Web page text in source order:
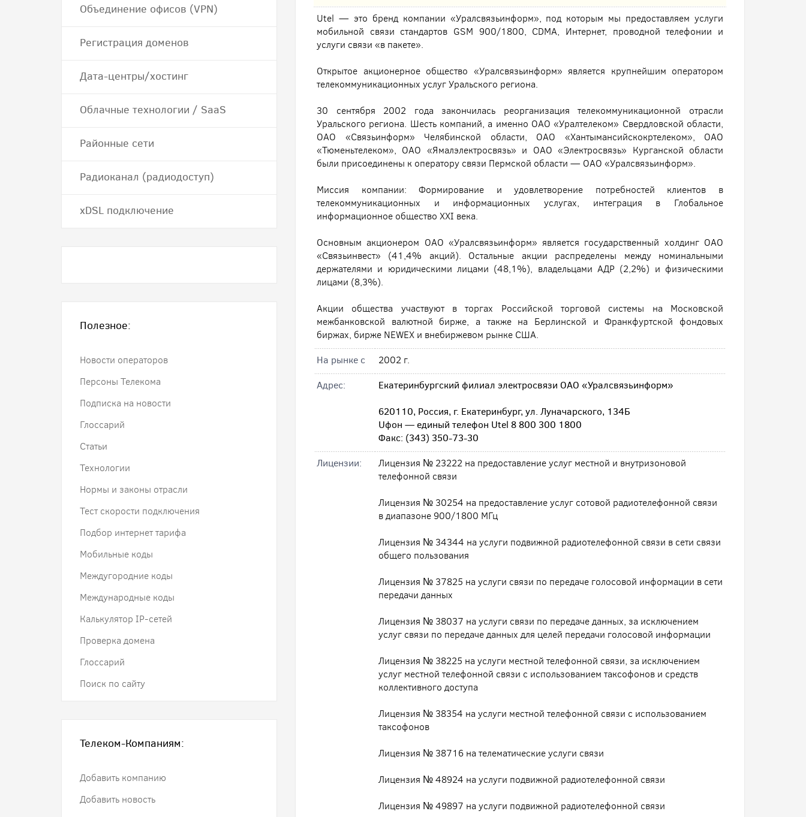
Utel — это бренд компании «Уралсвязьинформ», под которым мы предоставляем услуги
мобильной связи стандартов GSM 900/1800, CDMA, Интернет, проводной телефонии и
услуги связи «в пакете».
Открытое акционерное общество «Уралсвязьинформ» является крупнейшим оператором
телекоммуникационных услуг Уральского региона.
30 сентября 2002 года закончилась реорганизация телекоммуникационной отрасли
Уральского региона. Шесть компаний, а именно ОАО «Уралтелеком» Свердловской области,
ОАО «Связьинформ» Челябинской области, ОАО «Хантымансийскокртелеком», ОАО
«Тюменьтелеком», ОАО «Ямалэлектросвязь» и ОАО «Электросвязь» Курганской области
были присоединены к оператору связи Пермской области — ОАО «Уралсвязьинформ».
Миссия компании: Формирование и удовлетворение потребностей клиентов в
телекоммуникационных и информационных услугах, интеграция в Глобальное
информационное общество XXI века.
Основным акционером ОАО «Уралсвязьинформ» является государственный холдинг ОАО
«Связьинвест» (41,4% акций). Остальные акции распределены между номинальными
держателями и юридическими лицами (48,1%), владельцами АДР (2,2%) и физическими
лицами (8,3%).
Акции общества участвуют в торгах Российской торговой системы на Московской
межбанковской валютной бирже, а также на Берлинской и Франкфуртской фондовых
биржах, бирже NEWEX и внебиржевом рынке США.
На рынке с
2002 г.
Адрес:
Екатеринбургский филиал электросвязи ОАО «Уралсвязьинформ»
620110, Россия, г. Екатеринбург, ул. Луначарского, 134Б
Uфон — единый телефон Utel 8 800 300 1800
Факс: (343) 350-73-30
Лицензии:
Лицензия № 23222 на предоставление услуг местной и внутризоновой
телефонной связи
Лицензия № 30254 на предоставление услуг сотовой радиотелефонной связи
в диапазоне 900/1800 МГц
Лицензия № 34344 на услуги подвижной радиотелефонной связи в сети связи
общего пользования
Лицензия № 37825 на услуги связи по передаче голосовой информации в сети
передачи данных
Лицензия № 38037 на услуги связи по передаче данных, за исключением
услуг связи по передаче данных для целей передачи голосовой информации
Лицензия № 38225 на услуги местной телефонной связи, за исключением
услуг местной телефонной связи с использованием таксофонов и средств
коллективного доступа
Лицензия № 38354 на услуги местной телефонной связи с использованием
таксофонов
Лицензия № 38716 на телематические услуги связи
Лицензия № 48924 на услуги подвижной радиотелефонной связи
Лицензия № 49897 на услуги подвижной радиотелефонной связи
Объединение офисов (VPN)
Регистрация доменов
Дата-центры/хостинг
Облачные технологии / SaaS
Районные сети
Радиоканал (радиодоступ)
хDSL подключение
Полезное:
Новости операторов
Персоны Телекома
Подписка на новости
Глоссарий
Статьи
Технологии
Нормы и законы отрасли
Тест скорости подключения
Подбор интернет тарифа
Мобильные коды
Междугородние коды
Международные коды
Калькулятор IP-сетей
Проверка домена
Глоссарий
Поиск по сайту
Телеком-Компаниям:
Добавить компанию
Добавить новость